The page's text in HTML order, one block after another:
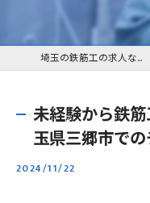
埼玉の鉄筋工の求人なら株式会社クライム・サクシード
未経験から鉄
玉県三郷市で
2024/11/22